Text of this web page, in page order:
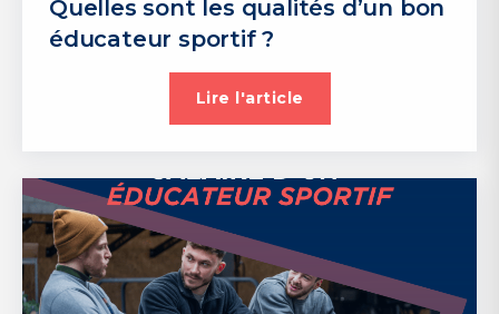
Quelles sont les qualités d’un bon
éducateur sportif ?
Lire l'article